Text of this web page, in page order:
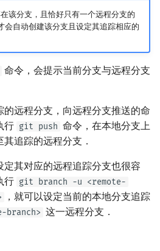
该分支，且恰好只有一个远程分支的
会自动创建该分支且设定其追踪相应的
命令，会提示当前分支与远程分支
远程分支，向远程分支推送的命
行 git push 命令，在本地分支上
追踪的远程分支．
其对应的远程追踪分支也很容
行 git branch -u <remote-
，就可以设定当前的本地分支追踪
branch> 这一远程分支．